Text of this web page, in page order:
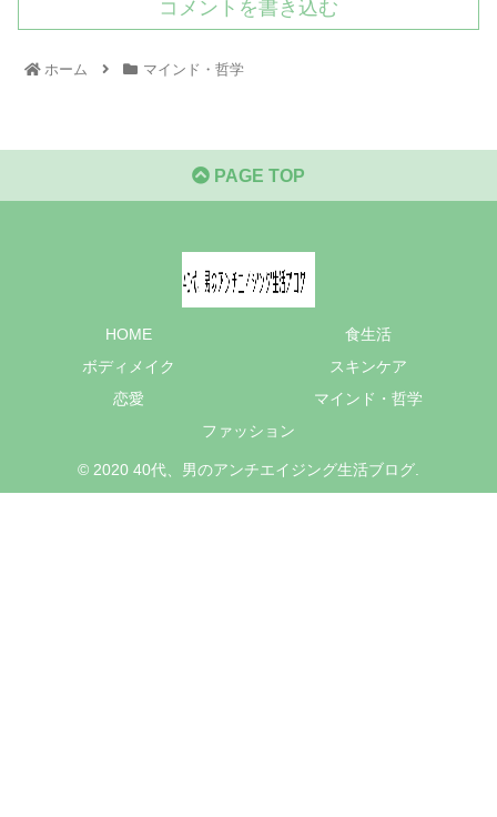
コメントを書き込む
ホーム マインド・哲学
PAGE TOP
HOME
食生活
ボディメイク
スキンケア
恋愛
マインド・哲学
ファッション
© 2020 40代、男のアンチエイジング生活ブログ.